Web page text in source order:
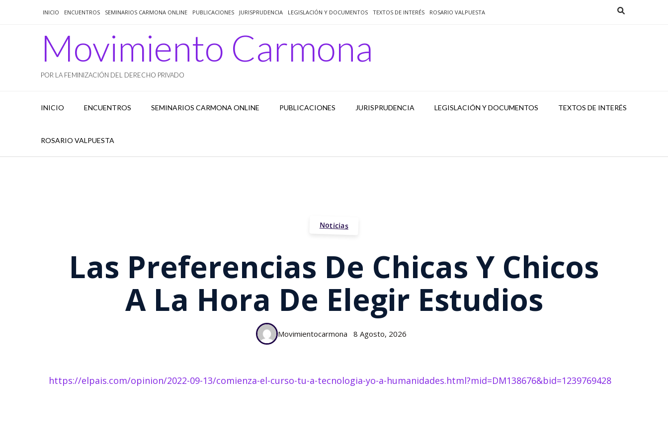
INICIO ENCUENTROS SEMINARIOS CARMONA ONLINE PUBLICACIONES JURISPRUDENCIA LEGISLACIÓN Y DOCUMENTOS TEXTOS DE INTERÉS ROSARIO VALPUESTA
Movimiento Carmona
POR LA FEMINIZACIÓN DEL DERECHO PRIVADO
INICIO ENCUENTROS SEMINARIOS CARMONA ONLINE PUBLICACIONES JURISPRUDENCIA LEGISLACIÓN Y DOCUMENTOS TEXTOS DE INTERÉS
ROSARIO VALPUESTA
Noticias
Las Preferencias De Chicas Y Chicos
A La Hora De Elegir Estudios
Movimientocarmona 8 Agosto, 2026
https://elpais.com/opinion/2022-09-13/comienza-el-curso-tu-a-tecnologia-yo-a-humanidades.html?mid=DM138676&bid=1239769428